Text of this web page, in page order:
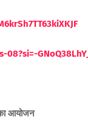
आयोजन